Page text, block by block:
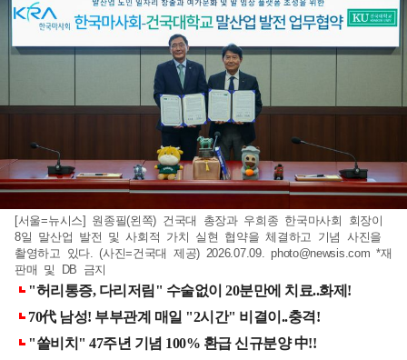
[서울=뉴시스] 원종필(왼쪽) 건국대 총장과 우희종 한국마사회 회장이
8일 말산업 발전 및 사회적 가치 실현 협약을 체결하고 기념 사진을
촬영하고 있다. (사진=건국대 제공) 2026.07.09.photo@newsis.com *재
판매 및 DB 금지